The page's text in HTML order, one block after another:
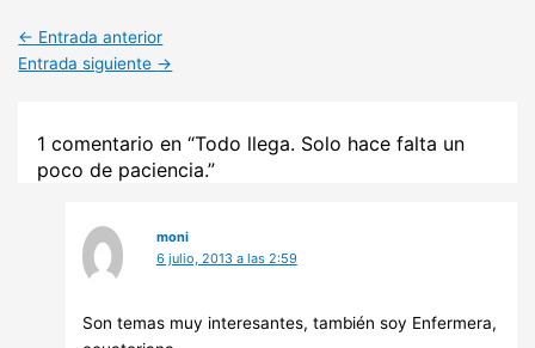
← Entrada anterior
Entrada siguiente →
1 comentario en “Todo llega. Solo hace falta un
poco de paciencia.”
moni
6 julio, 2013 a las 2:59
Son temas muy interesantes, también soy Enfermera,